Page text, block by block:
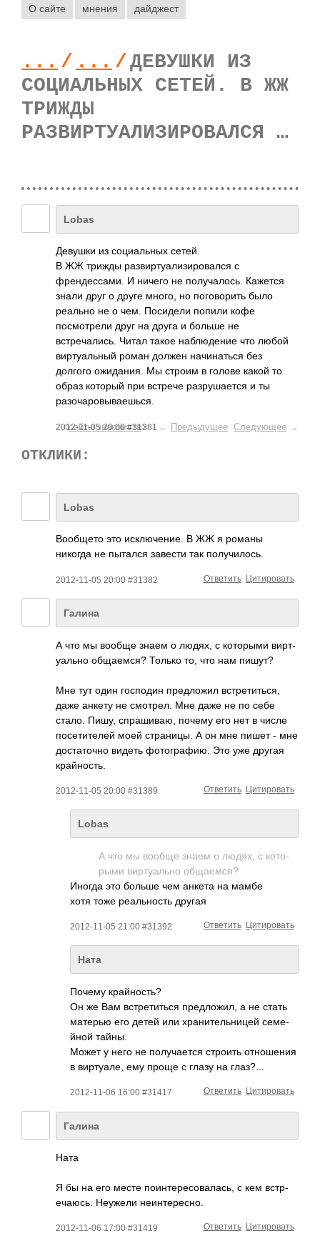
О сайте мнения дайджест
... / ... /ДЕВУШКИ ИЗ
СОЦИАЛЬНЫХ СЕТЕЙ. В ЖЖ
ТРИЖДЫ
РАЗВИРТУАЛИЗИРОВАЛСЯ …
Lobas
Девушки из социальных сетей.
В ЖЖ трижды развиртуализиров­ался с
френдессами. И ничего не получалось. Кажется
знали друг о друге много, но поговорить было
реально не о чем. Посидели попили кофе
посмотрели друг на друга и больше не
встречались. Читал такое наблюдение что любой
виртуальный роман должен начинаться без
долгого ожидания. Мы строим в голове какой то
образ который при встрече разрушается и ты
разочаровываешьс­я.
2012-11-05 20:00 #31381
<сайты знакомств> ← Предыдущее Следующее →
ОТКЛИКИ:
Lobas
Вооб­щето это искл­ючен­ие. В ЖЖ я романы
никогда не пытался завести так полу­чило­сь.
2012-11-05 20:00 #31382 Цитировать
Ответить
Галина
А что мы вообще знаем о людях, с кото­рыми вирт­
уально обща­емся? Только то, что нам пишут?
Мне тут один госп­один пред­ложил встр­етит­ься,
даже анкету не смот­рел. Мне даже не по себе
стало. Пишу, спра­шиваю, почему его нет в числе
посе­тите­лей моей стра­ницы. А он мне пишет - мне
дост­аточно видеть фото­граф­ию. Это уже другая
край­ность.
2012-11-05 20:00 #31389 Цитировать
Ответить
Lobas
А что мы вообще знаем о людях, с кото­­
рыми вирт­­уал­ьно обща­­емся?
Иногда это больше чем анкета на мамбе
хотя тоже реал­ьность другая
2012-11-05 21:00 #31392 Цитировать
Ответить
Ната
Почему край­ность?
Он же Вам встр­етит­ься пред­ложил, а не стать
матерью его детей или хран­ител­ьницей семе­
йной тайны.
Может у него не полу­чается строить отно­шения
в вирт­уале, ему проще с глазу на глаз­?...
2012-11-06 16:00 #31417 Цитировать
Ответить
Галина
Ната
Я бы на его месте поин­тере­сова­лась, с кем встр­
ечаю­сь. Неужели неин­тере­сно.
2012-11-06 17:00 #31419 Цитировать
Ответить